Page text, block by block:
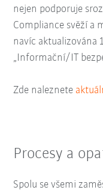
nejen podporuje
Compliance svěží a
navíc aktualizována
„Informační/IT
Zde naleznete
Procesy a
Spolu se všemi